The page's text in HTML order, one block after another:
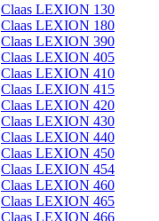
Claas LEXION 130
Claas LEXION 180
Claas LEXION 390
Claas LEXION 405
Claas LEXION 410
Claas LEXION 415
Claas LEXION 420
Claas LEXION 430
Claas LEXION 440
Claas LEXION 450
Claas LEXION 454
Claas LEXION 460
Claas LEXION 465
Claas LEXION 466